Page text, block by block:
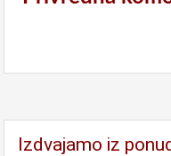
Izdvajamo iz